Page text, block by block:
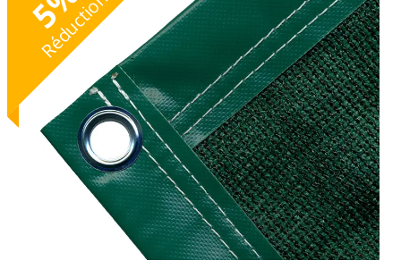
5
Réduction